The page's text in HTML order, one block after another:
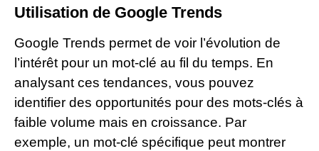
Utilisation de Google Trends
Google Trends permet de voir l’évolution de
l’intérêt pour un mot-clé au fil du temps. En
analysant ces tendances, vous pouvez
identifier des opportunités pour des mots-clés à
faible volume mais en croissance. Par
exemple, un mot-clé spécifique peut montrer